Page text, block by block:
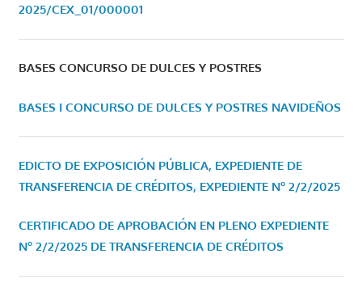
2025/CEX_01/000001
BASES CONCURSO DE DULCES Y POSTRES
BASES I CONCURSO DE DULCES Y POSTRES NAVIDEÑOS
EDICTO DE EXPOSICIÓN PÚBLICA, EXPEDIENTE DE
TRANSFERENCIA DE CRÉDITOS, EXPEDIENTE Nº 2/2/2025
CERTIFICADO DE APROBACIÓN EN PLENO EXPEDIENTE
Nº 2/2/2025 DE TRANSFERENCIA DE CRÉDITOS